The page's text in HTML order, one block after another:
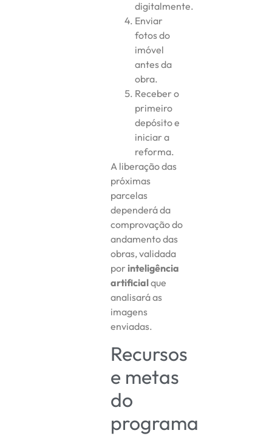
digitalmente.
Enviar
fotos do
imóvel
antes da
obra.
Receber o
primeiro
depósito e
iniciar a
reforma.
A liberação das
próximas
parcelas
dependerá da
comprovação do
andamento das
obras, validada
por inteligência
artificialque
analisará as
imagens
enviadas.
Recursos
e metas
do
programa